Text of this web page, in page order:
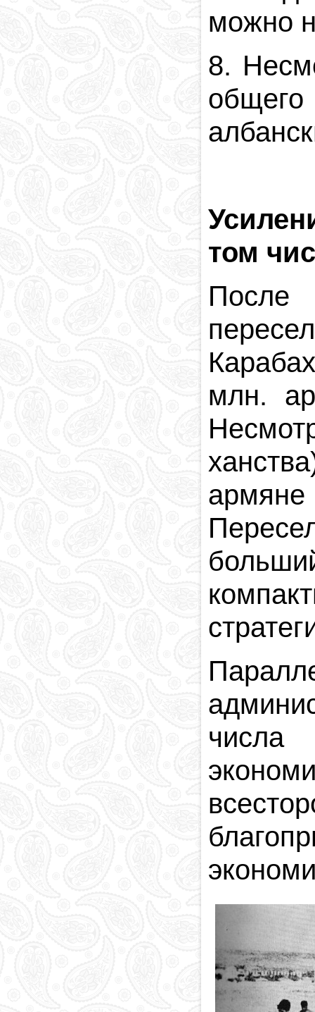
можно
8.
том
После
млн.
числа